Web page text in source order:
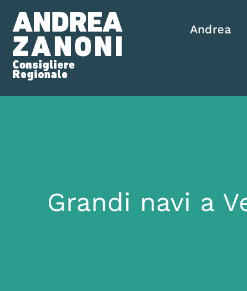
ANDREA
ZANONI
Consigliere
Regionale
Andrea
Grandi navi a